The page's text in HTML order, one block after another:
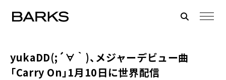
yukaDD(;´∀｀)、メジャーデビュー曲
「Carry On」1月10日に世界配信